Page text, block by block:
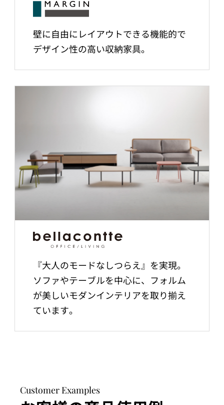
壁に自由にレイアウトできる機能的で
デザイン性の高い収納家具。
『大人のモードなしつらえ』を実現。
ソファやテーブルを中心に、フォルム
が美しいモダンインテリアを取り揃え
ています。
Customer Examples